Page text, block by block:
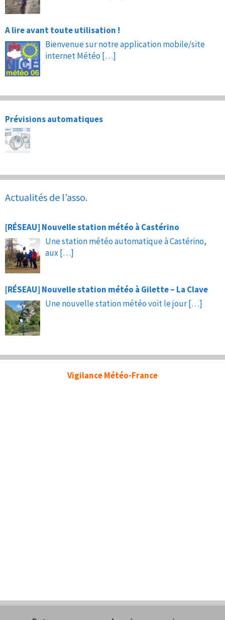
A lire avant toute utilisation !
Bienvenue sur notre application mobile/site
internet Météo […]
Prévisions automatiques
Actualités de l’asso.
[RÉSEAU] Nouvelle station météo à Castérino
Une station météo automatique à Castérino,
aux […]
[RÉSEAU] Nouvelle station météo à Gilette – La Clave
Une nouvelle station météo voit le jour[…]
Vigilance Météo-France